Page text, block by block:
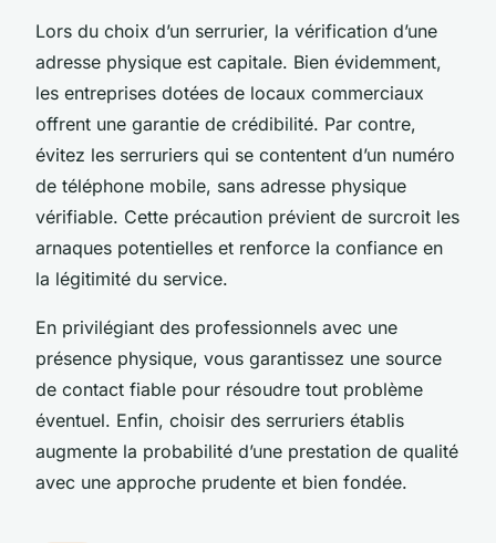
Lors du choix d’un serrurier, la vérification d’une
adresse physique est capitale. Bien évidemment,
les entreprises dotées de locaux commerciaux
offrent une garantie de crédibilité. Par contre,
évitez les serruriers qui se contentent d’un numéro
de téléphone mobile, sans adresse physique
vérifiable. Cette précaution prévient de surcroit les
arnaques potentielles et renforce la confiance en
la légitimité du service.
En privilégiant des professionnels avec une
présence physique, vous garantissez une source
de contact fiable pour résoudre tout problème
éventuel. Enfin, choisir des serruriers établis
augmente la probabilité d’une prestation de qualité
avec une approche prudente et bien fondée.